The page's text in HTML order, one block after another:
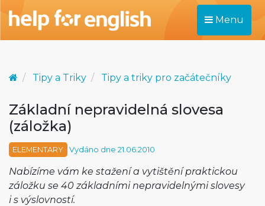
Menu
Tipy a Triky Tipy a triky pro začátečníky
Základní nepravidelná slovesa
(záložka)
ELEMENTARY Vydáno dne 21.06.2010
Nabízíme vám ke stažení a vytištění praktickou
záložku se 40 základními nepravidelnými slovesy
i s výslovností.